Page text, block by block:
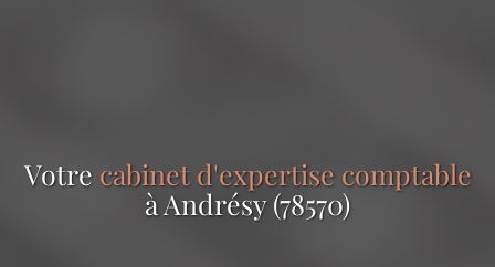
Votre cabinet d'expertise comptable
à Andrésy (78570)